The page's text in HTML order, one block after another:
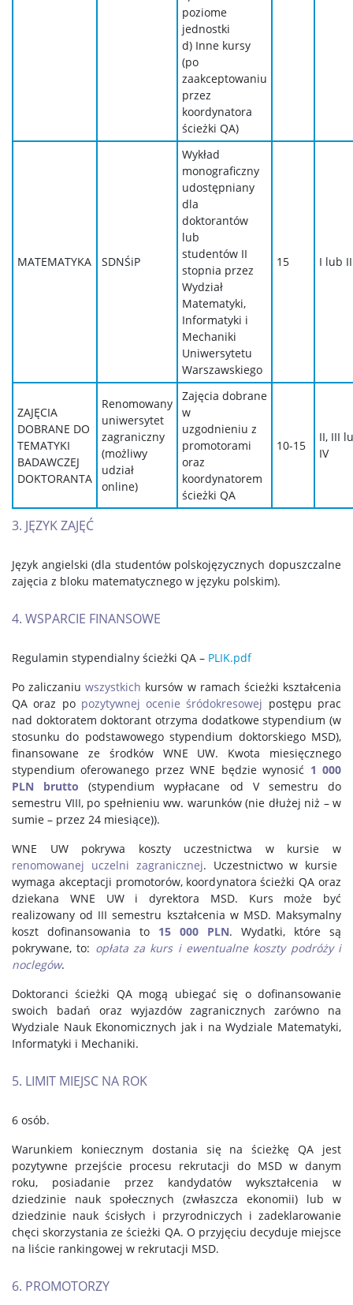
poziome
jednostki
d) Inne kursy
(po
zaakceptowaniu
przez
koordynatora
ścieżki QA)
MATEMATYKA SDNŚiP
Wykład
monograficzny
udostępniany
dla
doktorantów
lub
studentów II
stopnia przez
Wydział
Matematyki,
Informatyki i
Mechaniki
Uniwersytetu
Warszawskiego
15 I lub II
ZAJĘCIA
DOBRANE DO
TEMATYKI
BADAWCZEJ
DOKTORANTA
Renomowany
uniwersytet
zagraniczny
(możliwy
udział
online)
Zajęcia dobrane
w
uzgodnieniu z
promotorami
oraz
koordynatorem
ścieżki QA
10-15
II, III
IV
3. JĘZYK ZAJĘĆ
Język angielski (dla studentów polskojęzycznych dopuszczalne
zajęcia z bloku matematycznego w języku polskim).
4. WSPARCIE FINANSOWE
Regulamin stypendialny ścieżki QA – PLIK.pdf
Po zaliczaniuwszystkich kursów w ramach ścieżki kształcenia
QA oraz popozytywnej ocenie śródokresowej postępu prac
nad doktoratem doktorant otrzyma dodatkowe stypendium (w
stosunku do podstawowego stypendium doktorskiego MSD),
finansowane ze środków WNE UW. Kwota miesięcznego
stypendium oferowanego przez WNE będzie wynosić 1 000
PLN brutto (stypendium wypłacane od V semestru do
semestru VIII, po spełnieniu ww. warunków (nie dłużej niż – w
sumie – przez 24 miesiące)).
WNE UW pokrywa koszty uczestnictwa w kursie w
renomowanej uczelni zagranicznej. Uczestnictwo w kursie
wymaga akceptacji promotorów, koordynatora ścieżki QA oraz
dziekana WNE UW i dyrektora MSD. Kurs może być
realizowany od III semestru kształcenia w MSD. Maksymalny
koszt dofinansowania to 15 000 PLN. Wydatki, które są
pokrywane, to: opłata za kurs i ewentualne koszty podróży i
noclegów.
Doktoranci ścieżki QA mogą ubiegać się o dofinansowanie
swoich badań oraz wyjazdów zagranicznych zarówno na
Wydziale Nauk Ekonomicznych jak i na Wydziale Matematyki,
Informatyki i Mechaniki.
5. LIMIT MIEJSC NA ROK
6 osób.
Warunkiem koniecznym dostania się na ścieżkę QA jest
pozytywne przejście procesu rekrutacji do MSD w danym
roku, posiadanie przez kandydatów wykształcenia w
dziedzinie nauk społecznych (zwłaszcza ekonomii) lub w
dziedzinie nauk ścisłych i przyrodniczych i zadeklarowanie
chęci skorzystania ze ścieżki QA. O przyjęciu decyduje miejsce
na liście rankingowej w rekrutacji MSD.
6. PROMOTORZY